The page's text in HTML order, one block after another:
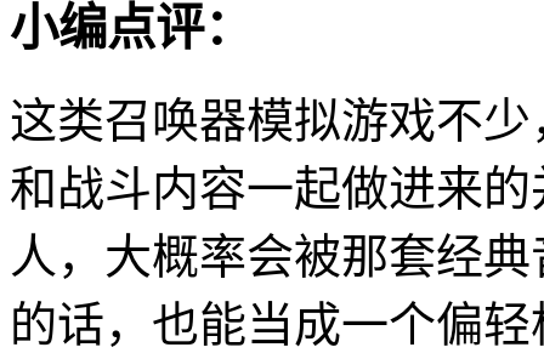
小编点评：
这类召唤器模拟游戏不
和战斗内容一起做进来
人，大概率会被那套经
的话，也能当成一个偏